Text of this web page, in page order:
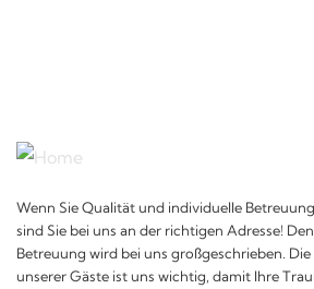
Wenn Sie Qualität und individuelle
sind Sie bei uns an der richtigen Adresse!
Betreuung wird bei uns großgeschrieben.
unserer Gäste ist uns wichtig, damit Ihre